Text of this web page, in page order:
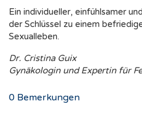
Ein individueller, einfühlsamer
der Schlüssel zu einem
Sexualleben.
Dr. Cristina Guix
Gynäkologin und Expertin für
0 Bemerkungen